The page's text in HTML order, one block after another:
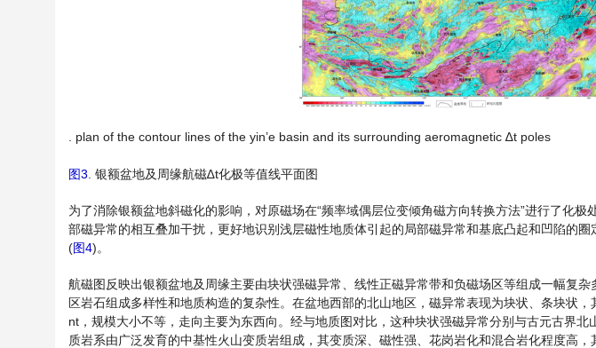
. plan of the contour lines of the yin’e basin and its surrounding aeromagnetic ∆t poles
图3 . 银额盆地及周缘航磁∆t化极等值线平面图
为了消除银额盆地斜磁化的影响，对原磁场在“频率域偶层位变倾角磁方向转换方法”进行了化极
部磁异常的相互叠加干扰，更好地识别浅层磁性地质体引起的局部磁异常和基底凸起和凹陷的
(图4)。
航磁图反映出银额盆地及周缘主要由块状强磁异常、线性正磁异常带和负磁场区等组成一幅复
区岩石组成多样性和地质构造的复杂性。在盆地西部的北山地区，磁异常表现为块状、条块状
nt，规模大小不等，走向主要为东西向。经与地质图对比，这种块状强磁异常分别与古元古界
质岩系由广泛发育的中基性火山变质岩组成，其变质深、磁性强、花岗岩化和混合岩化程度高